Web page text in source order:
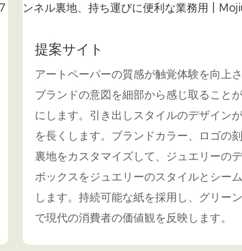
提案サイト
アートペーパーの質感が触覚体験を向上
ブランドの意図を細部から感じ取ること
にします。引き出しスタイルのデザイン
を長くします。ブランドカラー、ロゴの
裏地をカスタマイズして、ジュエリーの
ボックスをジュエリーのスタイルとシー
します。持続可能な紙を採用し、グリー
で現代の消費者の価値観を反映します。